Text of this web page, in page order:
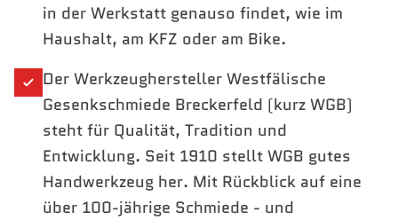
in der Werkstatt genauso findet, wie im
Haushalt, am KFZ oder am Bike.
Der Werkzeughersteller Westfälische
Gesenkschmiede Breckerfeld (kurz WGB)
steht für Qualität, Tradition und
Entwicklung. Seit 1910 stellt WGB gutes
Handwerkzeug her. Mit Rückblick auf eine
über 100-jährige Schmiede - und